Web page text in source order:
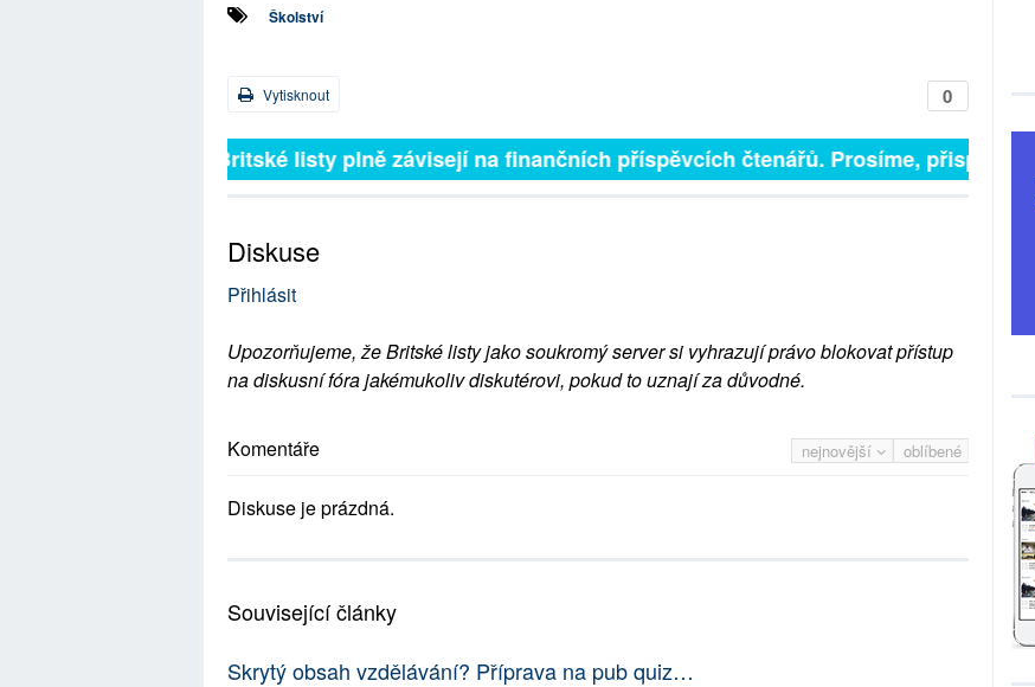
Školství
0
Vytisknout
Britské listy plně závisejí na finančních příspěvcích čtenářů. Prosíme, přispějte. ➥
Diskuse
Přihlásit
Upozorňujeme, že Britské listy jako soukromý server si vyhrazují právo blokovat přístup
na diskusní fóra jakémukoliv diskutérovi, pokud to uznají za důvodné.
nejnovější oblíbené
Komentáře
Diskuse je prázdná.
Související články
Skrytý obsah vzdělávání? Příprava na pub quiz…